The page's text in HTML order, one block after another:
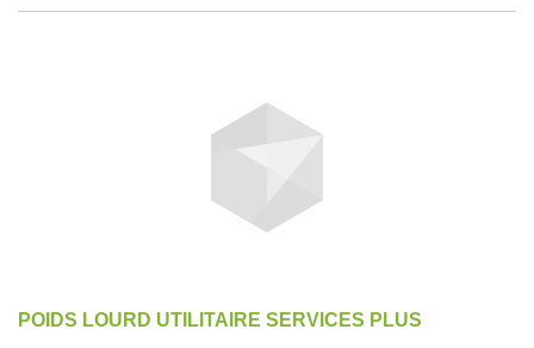
POIDS LOURD UTILITAIRE SERVICES PLUS